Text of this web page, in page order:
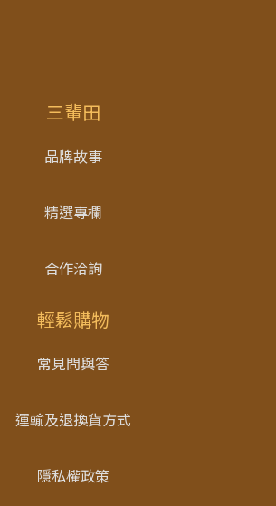
三輩田
品牌故事
精選專欄
合作洽詢
輕鬆購物
常見問與答
運輸及退換貨方式
隱私權政策